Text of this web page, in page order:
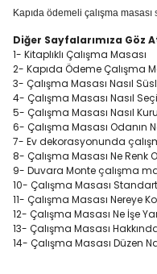
Kapıda ödemeli çalışma masası
Diğer Sayfalarımıza Göz
1- Kitaplıklı Çalışma Masası
2- Kapıda Ödeme Çalışma
3- Çalışma Masası Nasıl
4- Çalışma Masası Nasıl
5- Çalışma Masası Nasıl
6- Çalışma Masası Odanın
7- Ev dekorasyonunda
8- Çalışma Masası Ne Renk
9- Duvara Monte çalışma
10- Çalışma Masası
11- Çalışma Masası Nereye
12- Çalışma Masası Ne İşe
13- Çalışma Masası
14- Çalışma Masası Düzen